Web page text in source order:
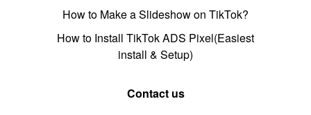
How to Make a Slideshow on TikTok?
How to Install TikTok ADS Pixel(Easiest
install & Setup)
Contact us